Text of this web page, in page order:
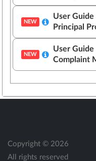
NEW
User Guide
Principal
NEW
User Guide
Complaint
Copyright © 2026
All rights reserved